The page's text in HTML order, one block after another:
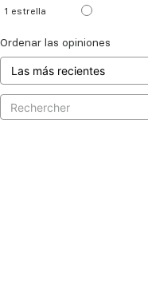
1 estrella
Ordenar las opiniones